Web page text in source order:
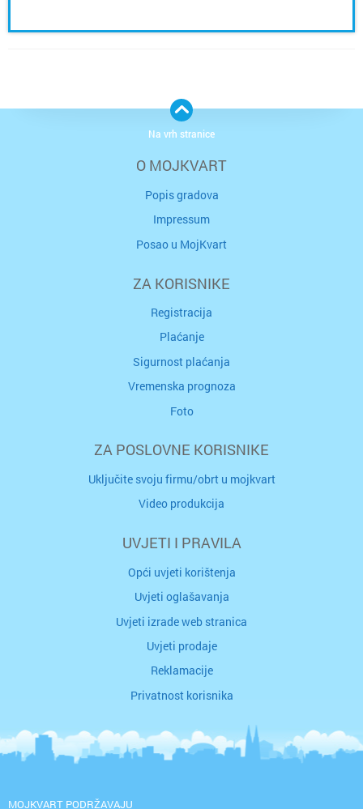
O MOJKVART
Popis gradova
Impressum
Posao u MojKvart
ZA KORISNIKE
Registracija
Plaćanje
Sigurnost plaćanja
Vremenska prognoza
Foto
ZA POSLOVNE KORISNIKE
Uključite svoju firmu/obrt u mojkvart
Video produkcija
UVJETI I PRAVILA
Opći uvjeti korištenja
Uvjeti oglašavanja
Uvjeti izrade web stranica
Uvjeti prodaje
Reklamacije
Privatnost korisnika
MOJKVART PODRŽAVAJU
Na vrh stranice